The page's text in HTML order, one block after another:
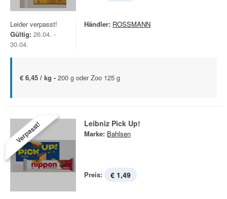
Leider verpasst!
Gültig: 26.04. -
30.04.
Händler: ROSSMANN
€ 6,45 / kg - 200 g oder Zoo 125 g
Verpasst! Leibniz Pick Up!
Marke: Bahlsen
Preis: € 1,49